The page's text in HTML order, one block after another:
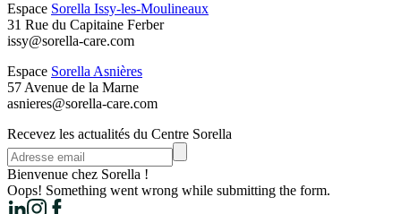
Espace Sorella Issy-les-Moulineaux
31 Rue du Capitaine Ferber
issy@sorella-care.com
Espace Sorella Asnières
57 Avenue de la Marne
asnieres@sorella-care.com
Recevez les actualités du Centre Sorella
Bienvenue chez Sorella !
Oops! Something went wrong while submitting the form.